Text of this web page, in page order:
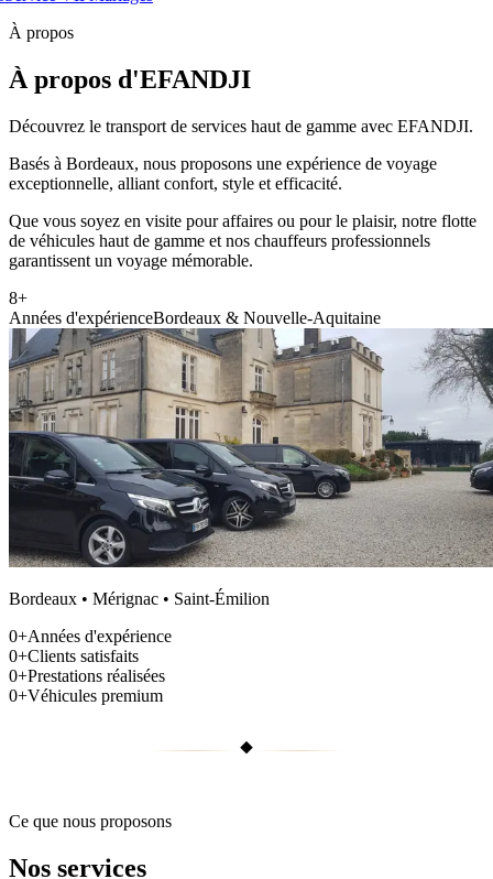
À propos
À propos d'EFANDJI
Découvrez le transport de services haut de gamme avec EFANDJI.
Basés à Bordeaux, nous proposons une expérience de voyage
exceptionnelle, alliant confort, style et efficacité.
Que vous soyez en visite pour affaires ou pour le plaisir, notre flotte
de véhicules haut de gamme et nos chauffeurs professionnels
garantissent un voyage mémorable.
8+
Années d'expérienceBordeaux & Nouvelle-Aquitaine
Bordeaux • Mérignac • Saint-Émilion
0+Années d'expérience
0+Clients satisfaits
0+Prestations réalisées
0+Véhicules premium
Ce que nous proposons
Nos services